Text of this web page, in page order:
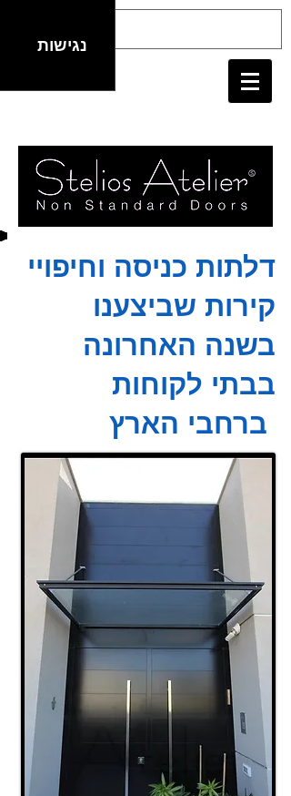
דלתות כניסה וחיפויי
קירות שביצענו
בשנה האחרונה
בבתי לקוחות
ברחבי הארץ
נגישות